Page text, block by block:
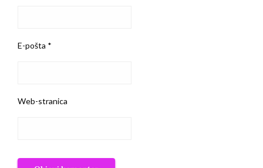
E-pošta *
Web-stranica